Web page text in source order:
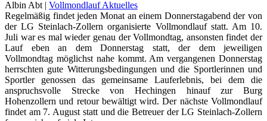
Albin Abt | Vollmondlauf Aktuelles
Regelmäßig findet jeden Monat an einem Donnerstagabend der von
der LG Steinlach-Zollern organisierte Vollmondlauf statt. Am 10.
Juli war es mal wieder genau der Vollmondtag, ansonsten findet der
Lauf eben an dem Donnerstag statt, der dem jeweiligen
Vollmondtag möglichst nahe kommt. Am vergangenen Donnerstag
herrschten gute Witterungsbedingungen und die Sportlerinnen und
Sportler genossen das gemeinsame Lauferlebnis, bei dem die
anspruchsvolle Strecke von Hechingen hinauf zur Burg
Hohenzollern und retour bewältigt wird. Der nächste Vollmondlauf
findet am 7. August statt und die Betreuer der LG Steinlach-Zollern